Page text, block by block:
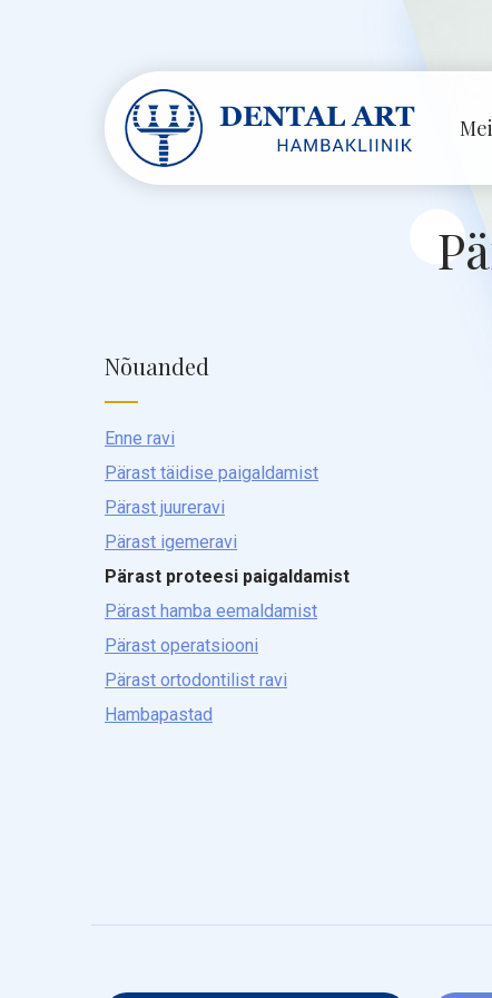
Nõuanded
Enne ravi
Pärast täidise paigaldamist
Pärast juureravi
Pärast igemeravi
Pärast proteesi paigaldamist
Pärast hamba eemaldamist
Pärast operatsiooni
Pärast ortodontilist ravi
Hambapastad